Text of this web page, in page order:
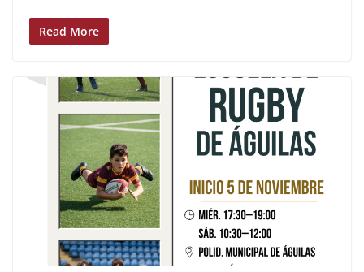
Read More